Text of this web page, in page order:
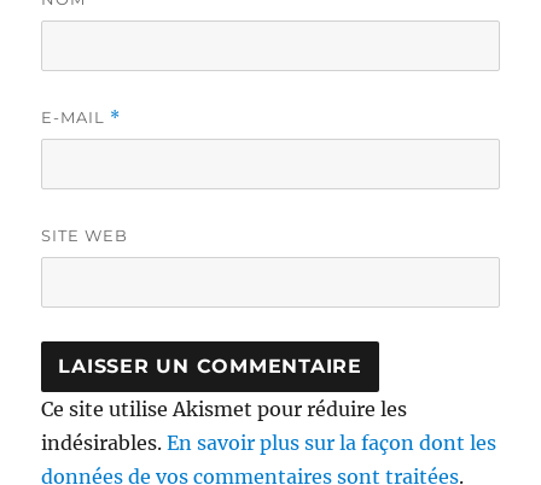
E-MAIL *
SITE WEB
Ce site utilise Akismet pour réduire les
indésirables.En savoir plus sur la façon dont les
données de vos commentaires sont traitées.